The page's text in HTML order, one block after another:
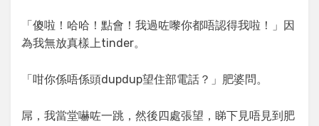
「傻啦！哈哈！點會！我過咗嚟你都唔認得我啦！」因
為我無放真樣上tinder。
「咁你係唔係頭dupdup望住部電話？」肥婆問。
屌，我當堂嚇咗一跳，然後四處張望，睇下見唔見到肥